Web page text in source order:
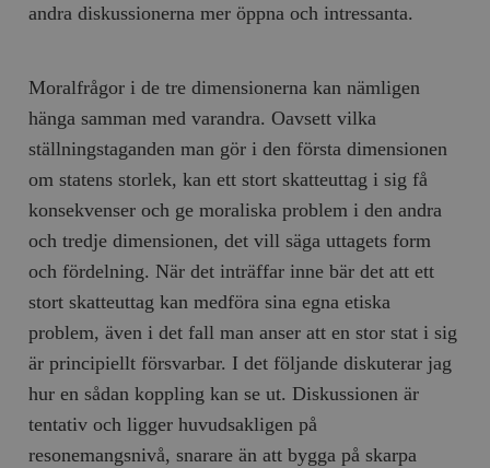
andra diskussionerna mer öppna och intressanta.
Moralfrågor i de tre dimensionerna kan nämligen
hänga samman med varandra. Oavsett vilka
ställningstaganden man gör i den första dimensionen
om statens storlek, kan ett stort skatteuttag i sig få
konsekvenser och ge moraliska problem i den andra
och tredje dimensionen, det vill säga uttagets form
och fördelning. När det inträffar inne bär det att ett
stort skatteuttag kan medföra sina egna etiska
problem, även i det fall man anser att en stor stat i sig
är principiellt försvarbar. I det följande diskuterar jag
hur en sådan koppling kan se ut. Diskussionen är
tentativ och ligger huvudsakligen på
resonemangsnivå, snarare än att bygga på skarpa